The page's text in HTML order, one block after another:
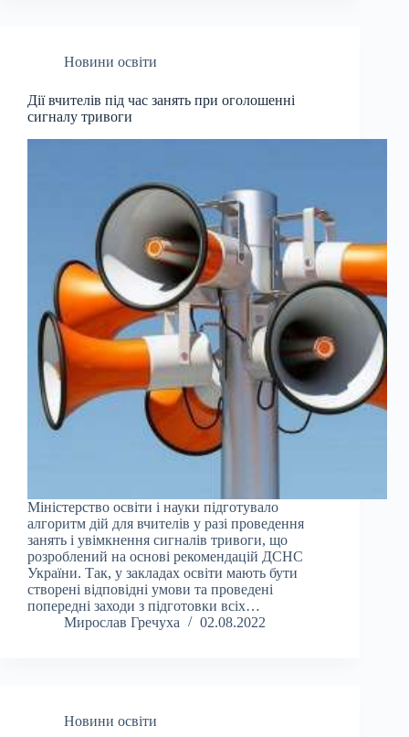
Новини освіти
Дії вчителів під час занять при оголошенні
сигналу тривоги
Міністерство освіти і науки підготувало
алгоритм дій для вчителів у разі проведення
занять і увімкнення сигналів тривоги, що
розроблений на основі рекомендацій ДСНС
України. Так, у закладах освіти мають бути
створені відповідні умови та проведені
попередні заходи з підготовки всіх…
Мирослав Гречуха
02.08.2022
Новини освіти